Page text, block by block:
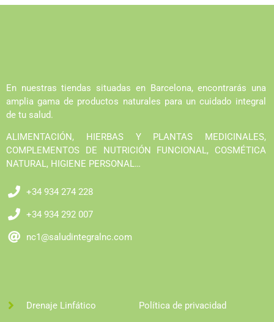
En nuestras tiendas situadas en Barcelona, encontrarás una
amplia gama de productos naturales para un cuidado integral
de tu salud.
ALIMENTACIÓN, HIERBAS Y PLANTAS MEDICINALES,
COMPLEMENTOS DE NUTRICIÓN FUNCIONAL, COSMÉTICA
NATURAL, HIGIENE PERSONAL…
+34 934 274 228
+34 934 292 007
nc1@saludintegralnc.com
Drenaje Linfático Política de privacidad